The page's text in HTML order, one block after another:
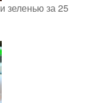
зеленью за 25